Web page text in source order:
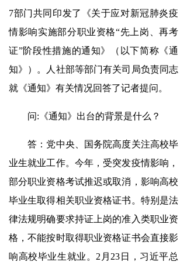
7部门共同印发了
《关于应对新冠肺炎疫
情影响实施部分职业资格“先上岗、再考
证”阶段性措施的通知》
（以下简称《通
知》）。人社部等部门有关司局负责同志
就《通知》有关情况回答了记者提问。
问:《通知》出台的背景是什么？
答：党中央、国务院高度关注高校毕
业生就业工作。今年，受突发疫情影响，
部分职业资格考试推迟或取消，影响高校
毕业生取得相关职业资格证书。特别是法
律法规明确要求持证上岗的准入类职业资
格，不能按时取得职业资格证书会直接影
响高校毕业生就业。2月23日，习近平总